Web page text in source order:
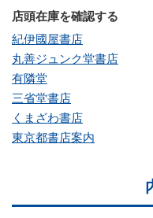
店頭在庫を確認する
紀伊國屋書店
丸善ジュンク堂書店
有隣堂
三省堂書店
くまざわ書店
東京都書店案内